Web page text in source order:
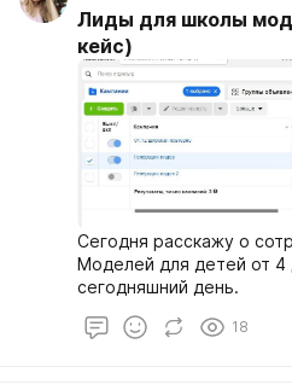
Лиды для школы
кейс)
Сегодня расскажу о
Моделей для детей от 4 до 14 лет с
сегодняшний день.
18